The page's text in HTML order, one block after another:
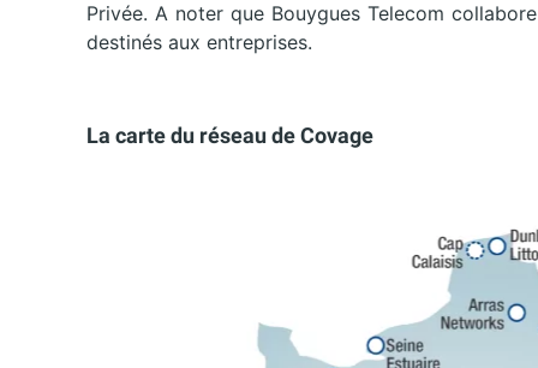
Privée. A noter que Bouygues Telecom
destinés aux entreprises.
La carte du réseau de Covage